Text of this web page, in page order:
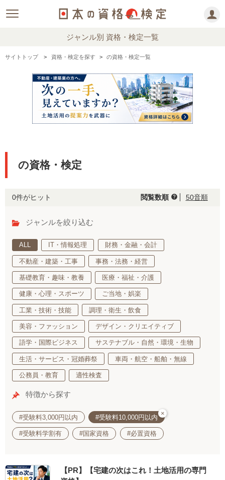
ジャンル別 資格・検定一覧
サイトトップ 資格・検定を探す の資格・検定一覧
の資格・検定
0件がヒット 閲覧数順 help 50音順
ジャンルを絞り込む
ALL IT・情報処理 財務・金融・会計
不動産・建築・工事 事務・法務・経営
基礎教育・趣味・教養 医療・福祉・介護
健康・心理・スポーツ ご当地・娯楽
工業・技術・技能 調理・衛生・飲食
美容・ファッション デザイン・クリエイティブ
語学・国際ビジネス サステナブル・自然・環境・生物
生活・サービス・冠婚葬祭 車両・航空・船舶・無線
公務員・教育 適性検査
特徴から探す
#受験料3,000円以内 #受験料10,000円以内
×
#受験料学割有 #国家資格 #必置資格
【PR】【宅建の次はこれ！土地活用の専門